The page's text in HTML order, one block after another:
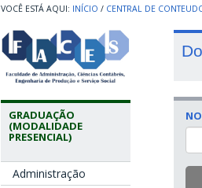
INÍCIO / CENTRAL DE
GRADUAÇÃO
(MODALIDADE
PRESENCIAL)
Administração